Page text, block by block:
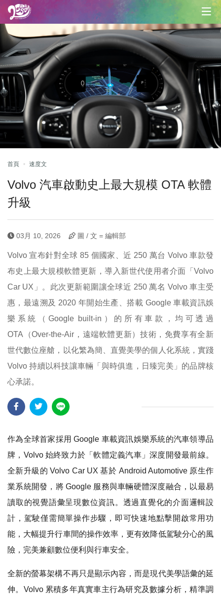
首頁 速度文
Volvo 汽車啟動史上最大規模 OTA 軟體
升級
03月 10, 2026 圖 / 文 = 編輯部
Volvo 宣布針對全球 85 個國家、近 250 萬台 Volvo 車款發
布史上最大規模軟體更新，導入新世代使用者介面「Volvo
Car UX」。此次更新範圍讓全球近 250 萬名 Volvo 車主受
惠，最遠溯及 2020 年開始生產、搭載 Google 車載資訊娛
樂系統（Google built-in）的所有車款，均可透過
OTA（Over-the-Air，遠端軟體更新）技術，免費享有全新
世代數位座艙，以化繁為簡、直覺美學的個人化系統，實踐
Volvo 持續以科技讓車輛「與時俱進，日臻完美」的品牌核
心承諾。
作為全球首家採用 Google 車載資訊娛樂系統的汽車領導品
牌，Volvo 始終致力於「軟體定義汽車」深度開發最前線。
全新升級的 Volvo Car UX 基於 Android Automotive 原生作
業系統開發，將 Google 服務與車輛硬體深度融合，以最易
讀取的視覺語彙呈現數位資訊。透過直覺化的介面邏輯設
計，駕駛僅需簡單操作步驟，即可快速地點擊開啟常用功
能，大幅提升行車間的操作效率，更有效降低駕駛分心的風
險，完美兼顧數位便利與行車安全。
全新的螢幕架構不再只是顯示內容，而是現代美學語彙的延
伸。Volvo 累積多年真實車主行為研究及數據分析，精準調